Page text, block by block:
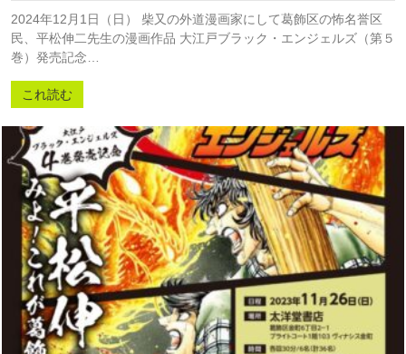
2024年12月1日（日） 柴又の外道漫画家にして葛飾区の怖名誉区
民、平松伸二先生の漫画作品 大江戸ブラック・エンジェルズ（第５
巻）発売記念…
これ読む